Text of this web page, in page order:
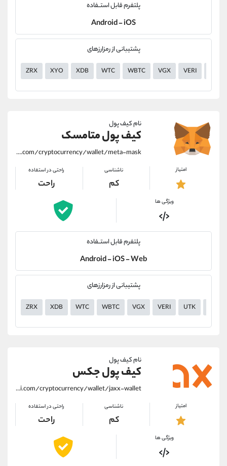
پلتفرم قابل استــفاده
Android - iOS
پشتیبانی از رمزارزهای
ZRX XYO XDB WTC WBTC VGX VERI
نام کیف پول
کیف پول متامسک
https://alirezamehrabi.com/cryptocurrency/wallet/meta-mask
امتیاز ناشناسی
کم
راحتی در استفاده
راحت
ویژگی ها
پلتفرم قابل استــفاده
Android - iOS - Web
پشتیبانی از رمزارزهای
ZRX XDB WTC WBTC VGX VERI UTK
نام کیف پول
کیف پول جکس
https://alirezamehrabi.com/cryptocurrency/wallet/jaxx-wallet
امتیاز ناشناسی
کم
راحتی در استفاده
راحت
ویژگی ها